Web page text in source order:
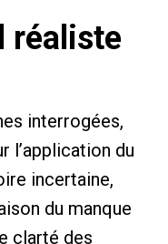
réaliste
interrogées,
l’application du
incertaine,
du manque
clarté des